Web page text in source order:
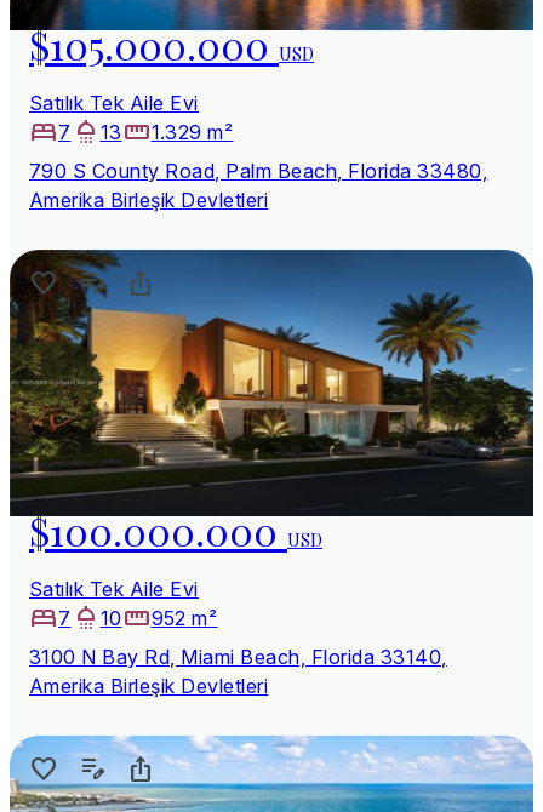
$105.000.000USD
Satılık Tek Aile Evi
7
13
1.329 m²
790 S County Road, Palm Beach, Florida 33480,
Amerika Birleşik Devletleri
$100.000.000USD
Satılık Tek Aile Evi
7
10
952 m²
3100 N Bay Rd, Miami Beach, Florida 33140,
Amerika Birleşik Devletleri